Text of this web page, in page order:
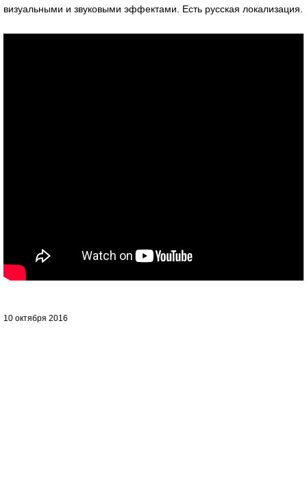
визуальными и звуковыми эффектами. Есть русская локализация.
10 октября 2016